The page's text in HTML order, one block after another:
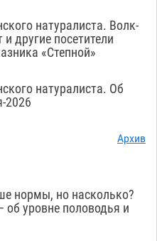
натуралиста. Волк-
другие посетители
«Степной»
натуралиста. Об
2026
Архив
нормы, но насколько?
об уровне половодья и